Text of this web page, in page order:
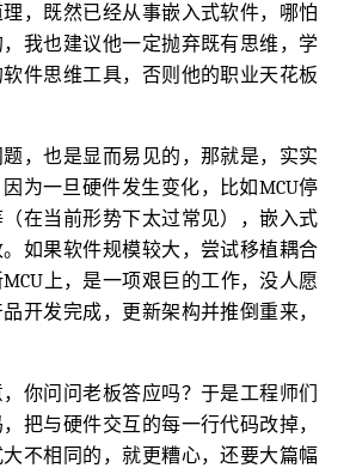
，既然已经从事嵌入式软件，哪怕
我也建议他一定抛弃既有思维，学
件思维工具，否则他的职业天花板
，也是显而易见的，那就是，实实
为一旦硬件发生变化，比如MCU停
在当前形势下太过常见），嵌入式
如果软件规模较大，尝试移植耦合
上，是一项艰巨的工作，没人愿
开发完成，更新架构并推倒重来，
你问问老板答应吗？于是工程师们
把与硬件交互的每一行代码改掉，
不相同的，就更糟心，还要大篇幅